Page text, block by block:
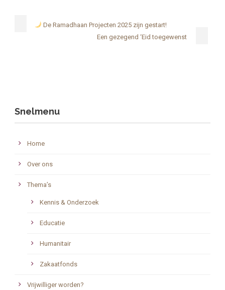
De Ramadhaan Projecten 2025 zijn gestart!
Een gezegend ‘Eid toegewenst
Snelmenu
Home
Over ons
Thema’s
Kennis & Onderzoek
Educatie
Humanitair
Zakaatfonds
Vrijwilliger worden?